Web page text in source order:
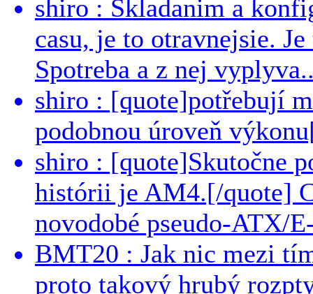
shiro : Skladanim a
casu, je to otravnejsie.
Spotreba a z nej
shiro : [quote]potřebují
podobnou úroveň
shiro : [quote]Skutočne
histórii je AM4.[/quote]
novodobé pseudo-ATX/
BMT20 : Jak nic mezi
proto takový hrubý